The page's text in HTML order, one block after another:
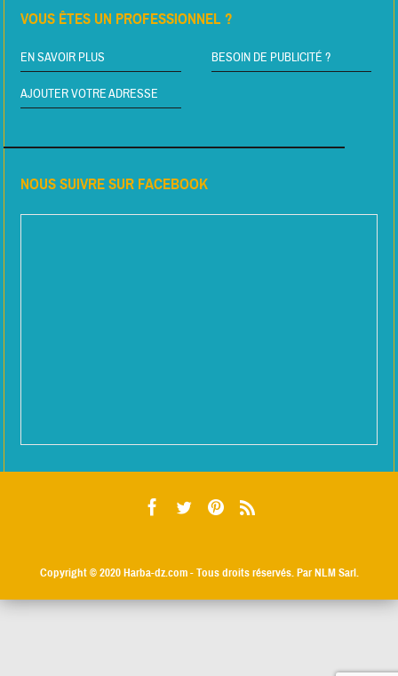
VOUS ÊTES UN PROFESSIONNEL ?
EN SAVOIR PLUS BESOIN DE PUBLICITÉ ?
AJOUTER VOTRE ADRESSE
NOUS SUIVRE SUR FACEBOOK
Copyright © 2020Harba-dz.com- Tous droits réservés. Par NLM Sarl.